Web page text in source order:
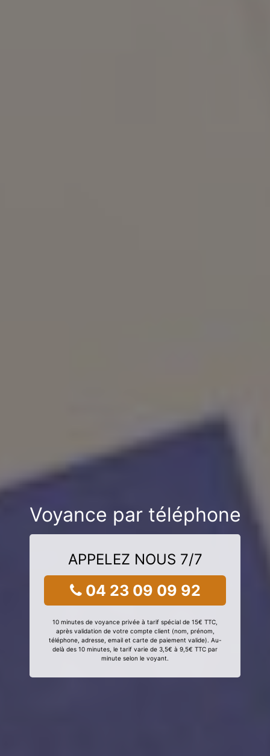
Voyance par téléphone
APPELEZ NOUS 7/7
04 23 09 09 92
10 minutes de voyance privée à tarif spécial de 15€ TTC,
après validation de votre compte client (nom, prénom,
téléphone, adresse, email et carte de paiement valide). Au-
delà des 10 minutes, le tarif varie de 3,5€ à 9,5€ TTC par
minute selon le voyant.